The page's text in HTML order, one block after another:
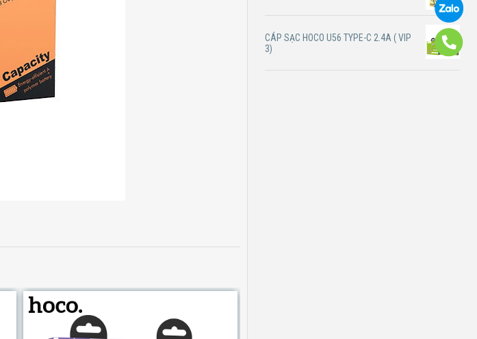
CÁP SẠC HOCO U56 TYPE-C 2.4A ( VIP
3)